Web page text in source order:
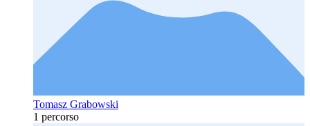
Tomasz Grabowski
1 percorso